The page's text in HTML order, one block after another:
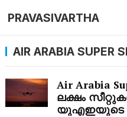
PRAVASIVARTHA
AIR ARABIA SUPER
Air Arabia
ലക്ഷം
യുഎഇയുടെ